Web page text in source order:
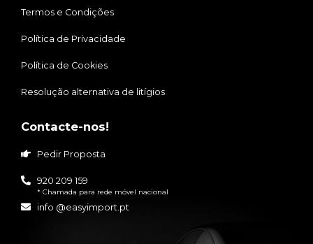
Termos e Condições
Política de Privacidade
Política de Cookies
Resolução alternativa de litígios
Contacte-nos!
Pedir Proposta
920 209 159
* Chamada para rede móvel nacional
info @easyimport.pt